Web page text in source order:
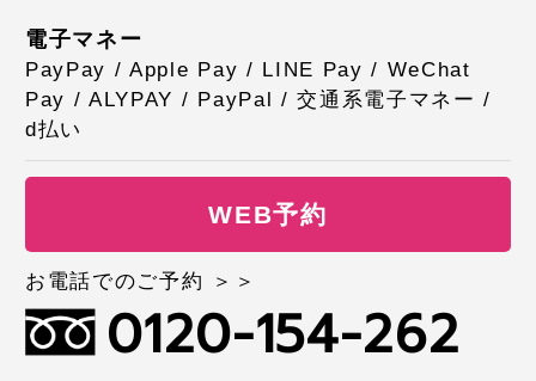
電子マネー
PayPay / Apple Pay / LINE Pay / WeChat
Pay / ALYPAY / PayPal / 交通系電子マネー /
d払い
WEB予約
お電話でのご予約 ＞＞
0120-154-262